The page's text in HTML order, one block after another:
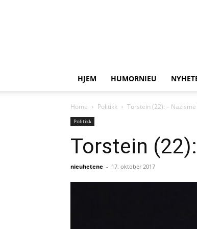
HJEM HUMORNIEU
Home Politikk Torstein (22): –
Politikk
Torstein
nieuhetene - 17. oktober 2017